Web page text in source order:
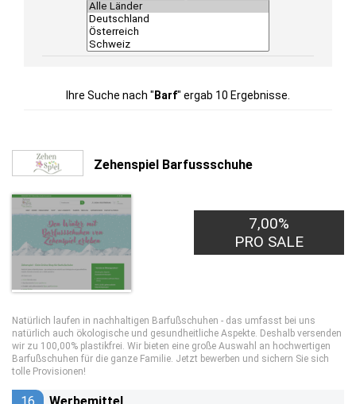
Ihre Suche nach " Barf" ergab 10 Ergebnisse.
Zehenspiel Barfussschuhe
7,00%
PRO SALE
Natürlich laufen in nachhaltigen Barfußschuhen - das umfasst bei uns
natürlich auch ökologische und gesundheitliche Aspekte. Deshalb versenden
wir zu 100,00% plastikfrei. Wir bieten eine große Auswahl an hochwertigen
Barfußschuhen für die ganze Familie. Jetzt bewerben und sichern Sie sich
tolle Provisionen!